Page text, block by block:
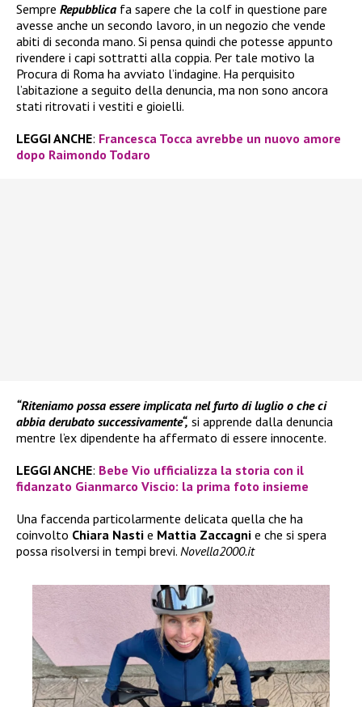
Sempre Repubblica fa sapere che la colf in questione pare
avesse anche un secondo lavoro, in un negozio che vende
abiti di seconda mano. Si pensa quindi che potesse appunto
rivendere i capi sottratti alla coppia. Per tale motivo la
Procura di Roma ha avviato l’indagine. Ha perquisito
l’abitazione a seguito della denuncia, ma non sono ancora
stati ritrovati i vestiti e gioielli.
LEGGI ANCHE: Francesca Tocca avrebbe un nuovo amore
dopo Raimondo Todaro
“Riteniamo possa essere implicata nel furto di luglio o che ci
abbia derubato successivamente“, si apprende dalla denuncia
mentre l’ex dipendente ha affermato di essere innocente.
LEGGI ANCHE: Bebe Vio ufficializza la storia con il
fidanzato Gianmarco Viscio: la prima foto insieme
Una faccenda particolarmente delicata quella che ha
coinvolto Chiara Nasti e Mattia Zaccagni e che si spera
possa risolversi in tempi brevi. Novella2000.it